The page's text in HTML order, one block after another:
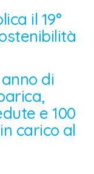
il 19°
di
e 100
carico al